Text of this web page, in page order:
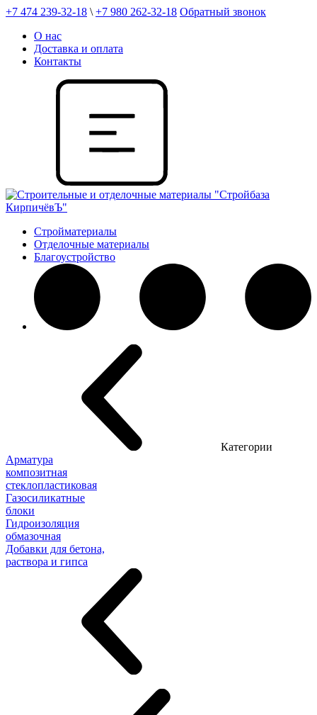
+7 474 239-32-18 \ +7 980 262-32-18 Обратный звонок
О нас
Доставка и оплата
Контакты
Стройматериалы
Отделочные материалы
Благоустройство
Категории
Арматура
композитная
стеклопластиковая
Газосиликатные
блоки
Гидроизоляция
обмазочная
Добавки для бетона,
раствора и гипса